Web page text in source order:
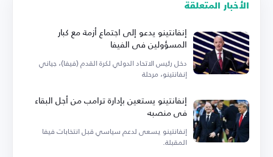
الأخبار المتعلقة
إنفانتينو يدعو إلى اجتماع أزمة مع كبار
المسؤولين في الفيفا
دخل رئيس الاتحاد الدولي لكرة القدم (فيفا)، جياني
إنفانتينو، مرحلة
إنفانتينو يستعين بإدارة ترامب من أجل البقاء
في منصبه
إنفانتينو يسعى لدعم سياسي قبل انتخابات فيفا
المقبلة.